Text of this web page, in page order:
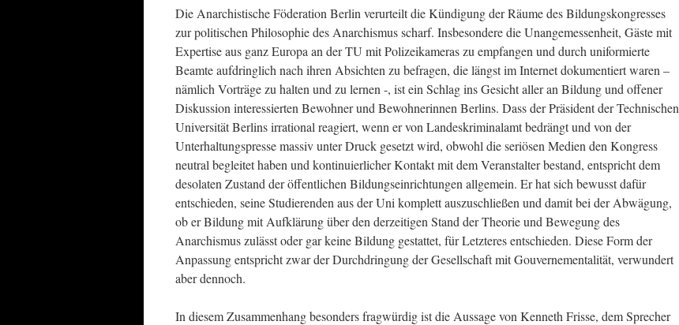
Die Anarchistische Föderation Berlin verurteilt die Kündigung der Räume des Bildungskongresses
zur politischen Philosophie des Anarchismus scharf. Insbesondere die Unangemessenheit, Gäste mit
Expertise aus ganz Europa an der TU mit Polizeikameras zu empfangen und durch uniformierte
Beamte aufdringlich nach ihren Absichten zu befragen, die längst im Internet dokumentiert waren –
nämlich Vorträge zu halten und zu lernen -, ist ein Schlag ins Gesicht aller an Bildung und offener
Diskussion interessierten Bewohner und Bewohnerinnen Berlins. Dass der Präsident der Technischen
Universität Berlins irrational reagiert, wenn er von Landeskriminalamt bedrängt und von der
Unterhaltungspresse massiv unter Druck gesetzt wird, obwohl die seriösen Medien den Kongress
neutral begleitet haben und kontinuierlicher Kontakt mit dem Veranstalter bestand, entspricht dem
desolaten Zustand der öffentlichen Bildungseinrichtungen allgemein. Er hat sich bewusst dafür
entschieden, seine Studierenden aus der Uni komplett auszuschließen und damit bei der Abwägung,
ob er Bildung mit Aufklärung über den derzeitigen Stand der Theorie und Bewegung des
Anarchismus zulässt oder gar keine Bildung gestattet, für Letzteres entschieden. Diese Form der
Anpassung entspricht zwar der Durchdringung der Gesellschaft mit Gouvernementalität, verwundert
aber dennoch.
In diesem Zusammenhang besonders fragwürdig ist die Aussage von Kenneth Frisse, dem Sprecher